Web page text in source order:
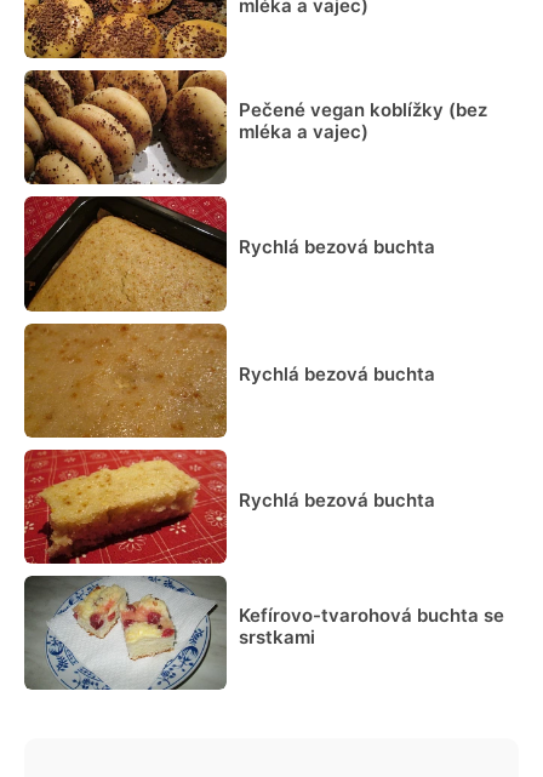
mléka a vajec)
Pečené vegan koblížky (bez
mléka a vajec)
Rychlá bezová buchta
Rychlá bezová buchta
Rychlá bezová buchta
Kefírovo-tvarohová buchta se
srstkami